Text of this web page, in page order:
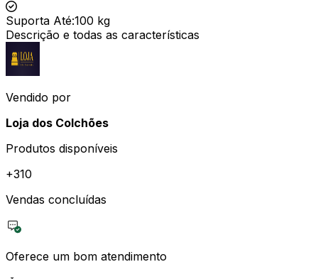
Suporta Até:100 kg
Descrição e todas as características
Vendido por
Loja dos Colchões
Produtos disponíveis
+310
Vendas concluídas
Oferece um bom atendimento